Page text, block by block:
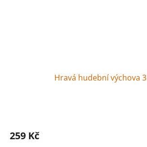
Hravá hudební výchova 3
259 Kč